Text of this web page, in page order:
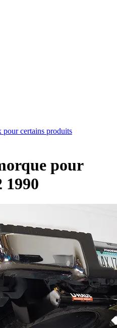
pour certains produits
pour
1990